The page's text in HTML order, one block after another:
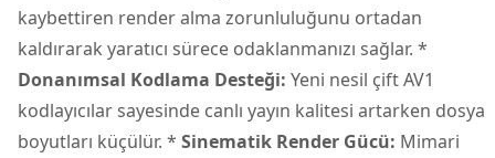
kaybettiren render alma zorunluluğunu ortadan
kaldırarak yaratıcı sürece odaklanmanızı sağlar. *
Donanımsal Kodlama Desteği: Yeni nesil çift AV1
kodlayıcılar sayesinde canlı yayın kalitesi artarken dosya
boyutları küçülür. * Sinematik Render Gücü: Mimari